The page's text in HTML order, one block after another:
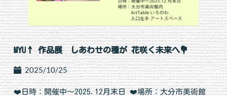
MYU↑ 作品展 しあわせの種が 花咲く未来へ💐
2025/10/25
❤️日時：開催中～2025.12月末日 ❤️場所：大分市美術館